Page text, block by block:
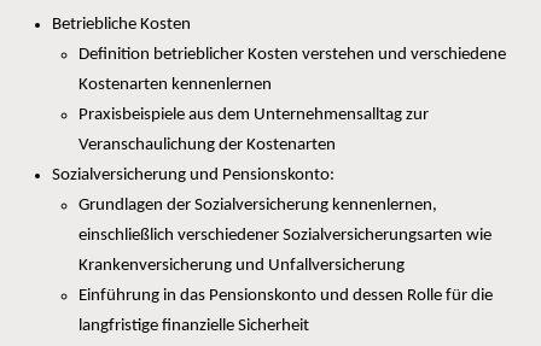
Betriebliche Kosten
Definition betrieblicher Kosten verstehen und verschiedene
Kostenarten kennenlernen
Praxisbeispiele aus dem Unternehmensalltag zur
Veranschaulichung der Kostenarten
Sozialversicherung und Pensionskonto:
Grundlagen der Sozialversicherung kennenlernen,
einschließlich verschiedener Sozialversicherungsarten wie
Krankenversicherung und Unfallversicherung
Einführung in das Pensionskonto und dessen Rolle für die
langfristige finanzielle Sicherheit